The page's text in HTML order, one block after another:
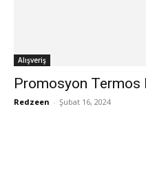
Alışveriş
Promosyon Termos
Redzeen - Şubat 16, 2024